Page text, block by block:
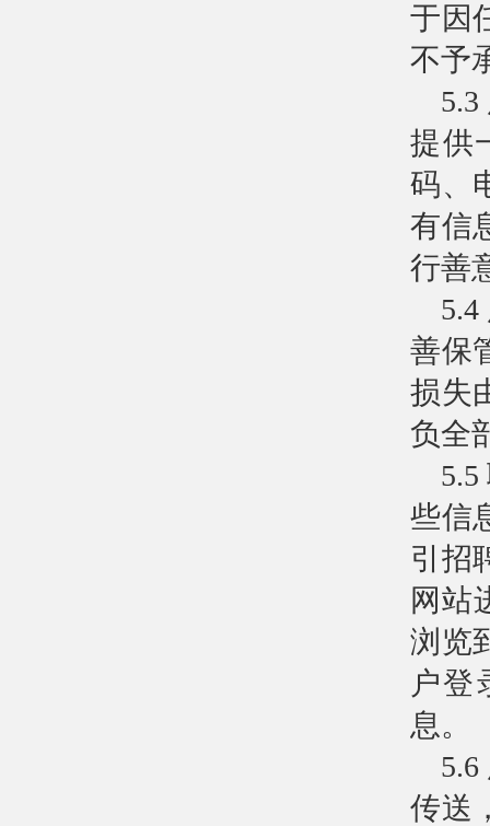
于因
不予
提供
码、
有信
行善
善保
损失
负全
些信
引招
网站
浏览
户登
息。
传送